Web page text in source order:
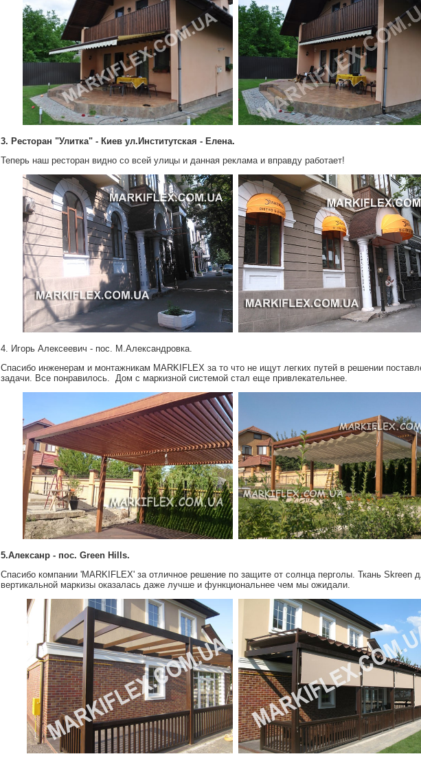
3. Ресторан "Улитка" - Киев ул.Институтская - Елена.
Теперь наш ресторан видно со всей улицы и данная реклама и вправду работает!
4. Игорь Алексеевич - пос. M.Александровка.
Спасибо инженерам и монтажникам MARKIFLEX за то что не ищут легких путей в решении
задачи. Все понравилось. Дом с маркизной системой стал еще привлекательнее.
5.Алексанр - пос. Green Hills.
Спасибо компании 'MARKIFLEX' за отличное решение по защите от солнца перголы. Ткань Skreen
вертикальной маркизы оказалась даже лучше и функциональнее чем мы ожидали.